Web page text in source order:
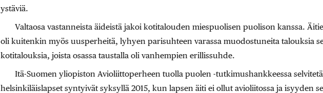
ystäviä.
Valtaosa vastanneista äideistä jakoi kotitalouden miespuolisen puolison kanssa.
oli kuitenkin myös uusperheitä, lyhyen parisuhteen varassa muodostuneita talouksia
kotitalouksia, joista osassa taustalla oli vanhempien erillissuhde.
Itä-Suomen yliopiston Avioliittoperheen tuolla puolen -tutkimushankkeessa
helsinkiläislapset syntyivät syksyllä 2015, kun lapsen äiti ei ollut avioliitossa ja isyyden